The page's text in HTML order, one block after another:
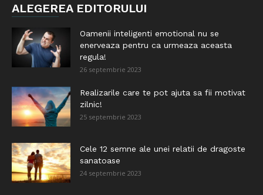
ALEGEREA EDITORULUI
Oamenii inteligenti emotional nu se
enerveaza pentru ca urmeaza aceasta
regula!
26 septembrie 2023
Realizarile care te pot ajuta sa fii motivat
zilnic!
25 septembrie 2023
Cele 12 semne ale unei relatii de dragoste
sanatoase
24 septembrie 2023